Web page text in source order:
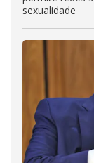
sexualidade